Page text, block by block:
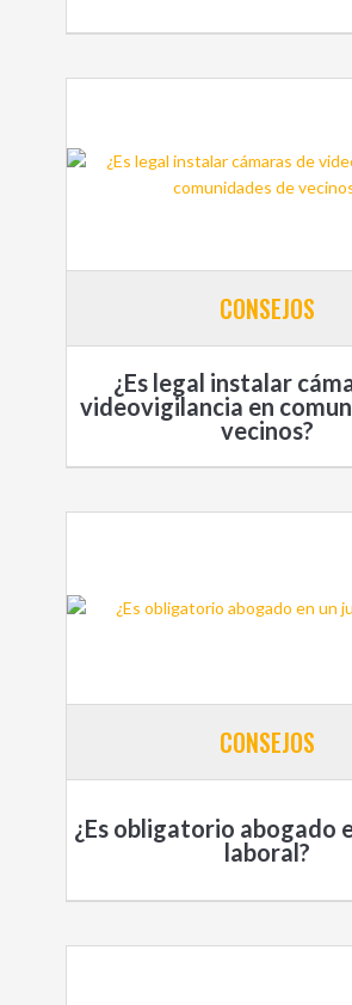
CONSEJOS
¿Es legal instalar
videovigilancia en
vecinos?
CONSEJOS
¿Es obligatorio abogado
laboral?